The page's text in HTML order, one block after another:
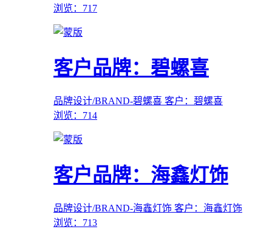
浏览：717
客户品牌：碧螺喜
品牌设计/BRAND-碧螺喜 客户：碧螺喜
浏览：714
客户品牌：海鑫灯饰
品牌设计/BRAND-海鑫灯饰 客户：海鑫灯饰
浏览：713